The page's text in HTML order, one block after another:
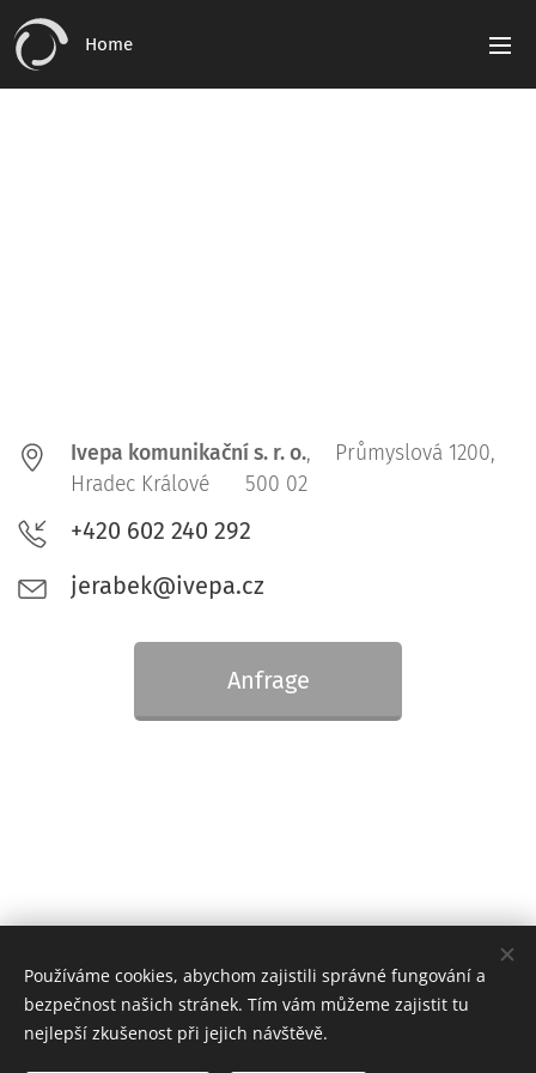
Home
Ivepa komunikační s. r. o., Průmyslová 1200,
Hradec Králové 500 02
+420 602 240 292
jerabek@ivepa.cz
Anfrage
Používáme cookies, abychom zajistili správné fungování a
bezpečnost našich stránek. Tím vám můžeme zajistit tu
nejlepší zkušenost při jejich návštěvě.